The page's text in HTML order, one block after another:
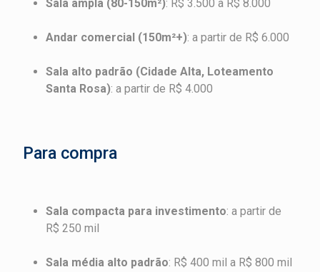
Sala ampla (80-150m²): R$ 3.500 a R$ 8.000
Andar comercial (150m²+): a partir de R$ 6.000
Sala alto padrão (Cidade Alta, Loteamento
Santa Rosa): a partir de R$ 4.000
Para compra
Sala compacta para investimento: a partir de
R$ 250 mil
Sala média alto padrão: R$ 400 mil a R$ 800 mil